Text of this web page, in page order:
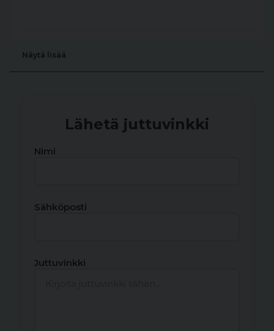
Näytä lisää
Lähetä juttuvinkki
Nimi
Sähköposti
Juttuvinkki